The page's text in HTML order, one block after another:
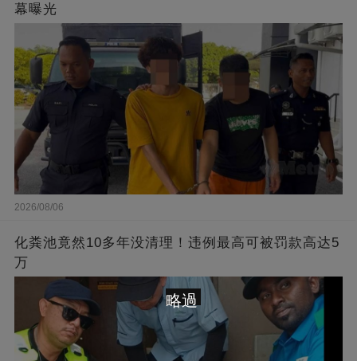
幕曝光
2026/08/06
化粪池竟然10多年没清理！违例最高可被罚款高达5
万
略過